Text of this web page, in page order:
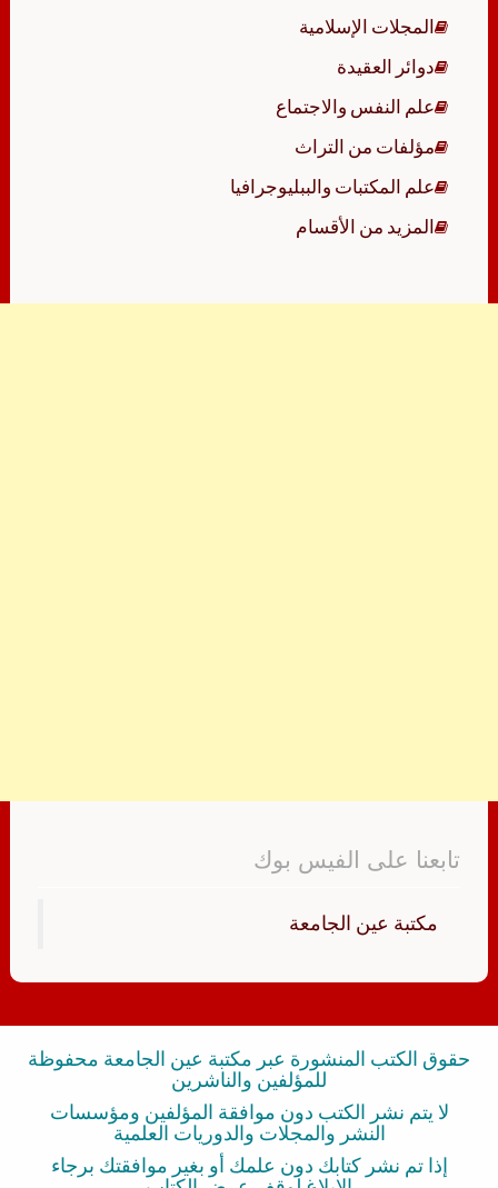
المجلات الإسلامية
دوائر العقيدة
علم النفس والاجتماع
مؤلفات من التراث
علم المكتبات والببليوجرافيا
المزيد من الأقسام
تابعنا على الفيس بوك
‏مكتبة عين الجامعة‏
حقوق الكتب المنشورة عبر مكتبة عين الجامعة محفوظة
للمؤلفين والناشرين
لا يتم نشر الكتب دون موافقة المؤلفين ومؤسسات
النشر والمجلات والدوريات العلمية
إذا تم نشر كتابك دون علمك أو بغير موافقتك برجاء